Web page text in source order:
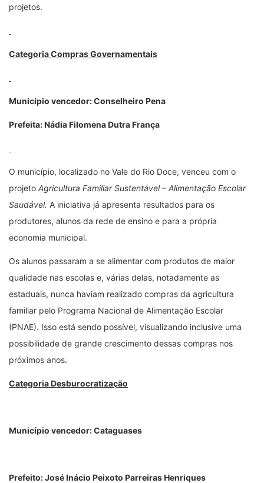
projetos.
Categoria Compras Governamentais
Município vencedor: Conselheiro Pena
Prefeita:Nádia Filomena Dutra França
O município, localizado no Vale do Rio Doce, venceu com o
projeto Agricultura Familiar Sustentável – Alimentação Escolar
Saudável. A iniciativa já apresenta resultados para os
produtores, alunos da rede de ensino e para a própria
economia municipal.
Os alunos passaram a se alimentar com produtos de maior
qualidade nas escolas e, várias delas, notadamente as
estaduais, nunca haviam realizado compras da agricultura
familiar pelo Programa Nacional de Alimentação Escolar
(PNAE). Isso está sendo possível, visualizando inclusive uma
possibilidade de grande crescimento dessas compras nos
próximos anos.
Categoria Desburocratização
Município vencedor: Cataguases
Prefeito: José Inácio Peixoto Parreiras Henriques